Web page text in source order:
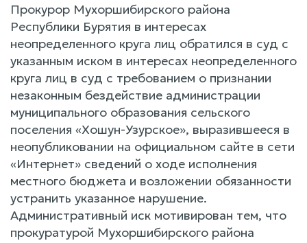
Прокурор Мухоршибирского района
Республики Бурятия в интересах
неопределенного круга лиц обратился в суд с
указанным иском в интересах неопределенного
круга лиц в суд с требованием о признании
незаконным бездействие администрации
муниципального образования сельского
поселения «Хошун-Узурское», выразившееся в
неопубликовании на официальном сайте в сети
«Интернет» сведений о ходе исполнения
местного бюджета и возложении обязанности
устранить указанное нарушение.
Административный иск мотивирован тем, что
прокуратурой Мухоршибирского района